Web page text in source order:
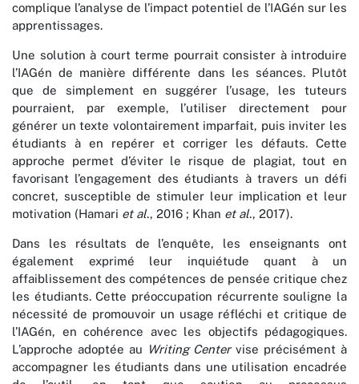
complique l’analyse de l’impact potentiel de l’IAGén sur les
apprentissages.
Une solution à court terme pourrait consister à introduire
l’IAGén de manière différente dans les séances. Plutôt
que de simplement en suggérer l’usage, les tuteurs
pourraient, par exemple, l’utiliser directement pour
générer un texte volontairement imparfait, puis inviter les
étudiants à en repérer et corriger les défauts. Cette
approche permet d’éviter le risque de plagiat, tout en
favorisant l’engagement des étudiants à travers un défi
concret, susceptible de stimuler leur implication et leur
motivation (Hamari et al., 2016 ; Khan et al., 2017).
Dans les résultats de l’enquête, les enseignants ont
également exprimé leur inquiétude quant à un
affaiblissement des compétences de pensée critique chez
les étudiants. Cette préoccupation récurrente souligne la
nécessité de promouvoir un usage réfléchi et critique de
l’IAGén, en cohérence avec les objectifs pédagogiques.
L’approche adoptée au Writing Centervise précisément à
accompagner les étudiants dans une utilisation encadrée